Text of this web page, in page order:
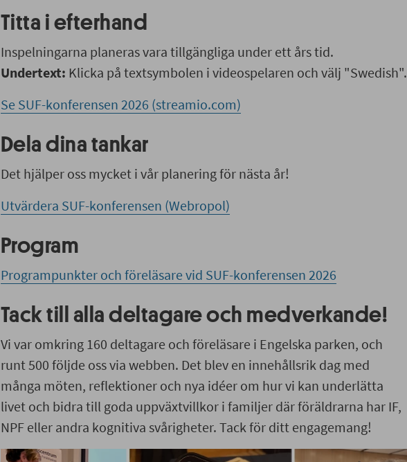
Titta i efterhand
Inspelningarna planeras vara tillgängliga under ett års tid.
Undertext: Klicka på textsymbolen i videospelaren och välj "Swedish".
Se SUF-konferensen 2026 (streamio.com)
Dela dina tankar
Det hjälper oss mycket i vår planering för nästa år!
Utvärdera SUF-konferensen (Webropol)
Program
Programpunkter och föreläsare vid SUF-konferensen 2026
Tack till alla deltagare och medverkande!
Vi var omkring 160 deltagare och föreläsare i Engelska parken, och
runt 500 följde oss via webben. Det blev en innehållsrik dag med
många möten, reflektioner och nya idéer om hur vi kan underlätta
livet och bidra till goda uppväxtvillkor i familjer där föräldrarna har IF,
NPF eller andra kognitiva svårigheter. Tack för ditt engagemang!